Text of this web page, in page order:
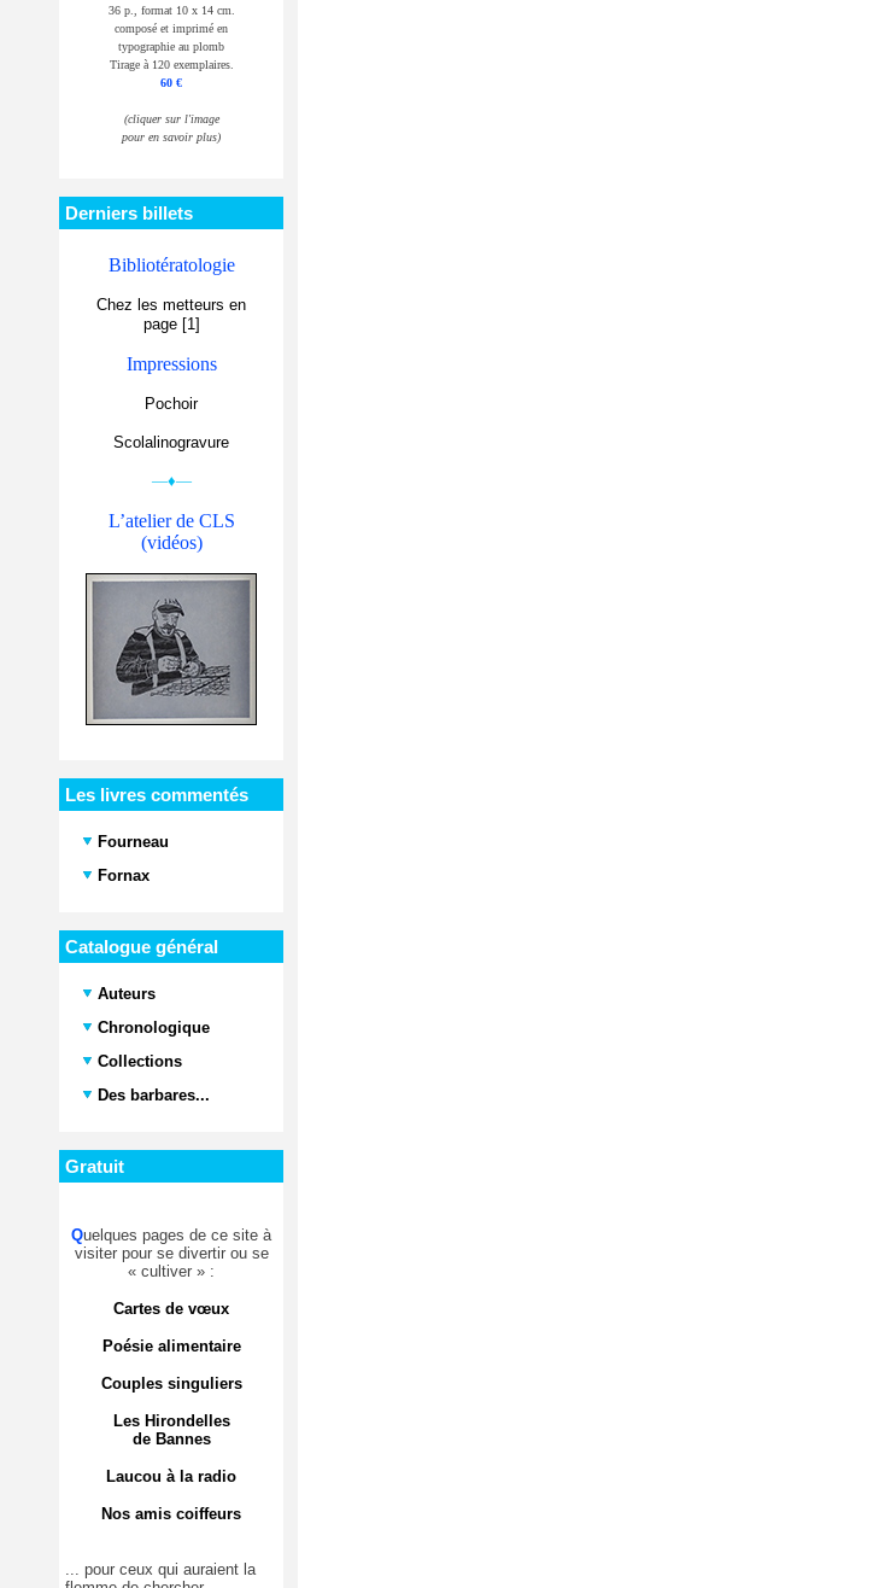
36 p., format 10 x 14 cm.
composé et imprimé en
typographie au plomb
Tirage à 120 exemplaires.
60 €
(cliquer sur l'image
pour en savoir plus)
Derniers billets
Bibliotératologie
Chez les metteurs en
page [1]
Impressions
Pochoir
Scolalinogravure
—♦—
L’atelier de CLS
(vidéos)
Les livres commentés
Fourneau
Fornax
Catalogue général
Auteurs
Chronologique
Collections
Des barbares...
Gratuit
Quelques pages de ce site à
visiter pour se divertir ou se
« cultiver » :
Cartes de vœux
Poésie alimentaire
Couples singuliers
Les Hirondelles
de Bannes
Laucou à la radio
Nos amis coiffeurs
... pour ceux qui auraient la